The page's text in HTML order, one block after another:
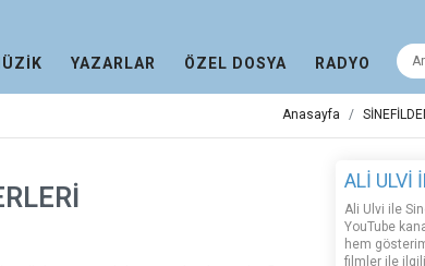
YAZARLAR ÖZEL DOSYA RADYO
Anasayfa
ALİ ULVİ
Ali Ulvi ile
YouTube
hem
filmler ile